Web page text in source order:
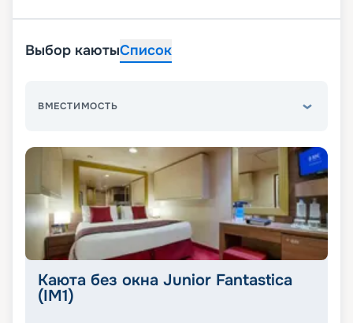
Выбор каютыСписок
ВМЕСТИМОСТЬ
Каюта без окна Junior Fantastica
(IM1)